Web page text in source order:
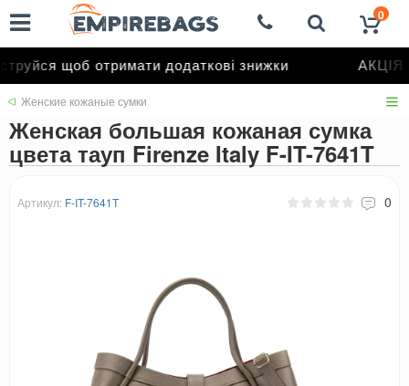
щоб отримати додаткові знижки АКЦІЯ
0
Женские кожаные сумки
Женская большая кожаная сумка
цвета тауп Firenze Italy F-IT-7641T
Артикул: F-IT-7641T 0